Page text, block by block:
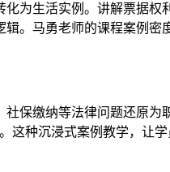
为生活实例。讲解票据权
。马勇老师的课程案例
保缴纳等法律问题还原
种沉浸式案例教学，让